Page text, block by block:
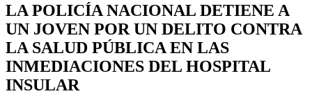
LA POLICÍA NACIONAL DETIENE A
UN JOVEN POR UN DELITO CONTRA
LA SALUD PÚBLICA EN LAS
INMEDIACIONES DEL HOSPITAL
INSULAR